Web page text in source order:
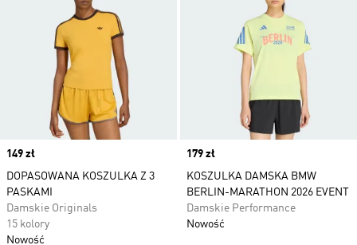
Price
149 zł
DOPASOWANA KOSZULKA Z 3
PASKAMI
Damskie Originals
15 kolory
Nowość
Price
179 zł
KOSZULKA DAMSKA BMW
BERLIN-MARATHON 2026 EVENT
Damskie Performance
Nowość